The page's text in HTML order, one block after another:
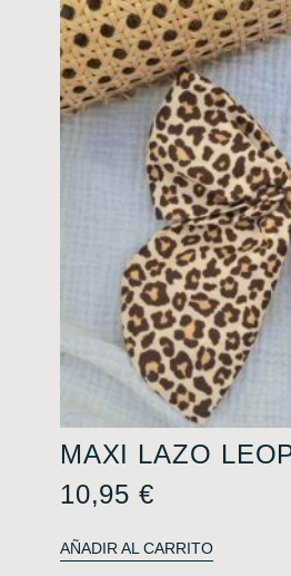
MAXI LAZO
10,95€
AÑADIR AL CARRITO